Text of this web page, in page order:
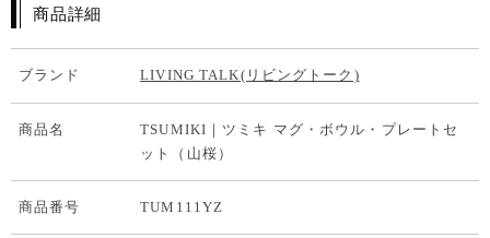
商品詳細
ブランド LIVING TALK(リビングトーク)
商品名
TSUMIKI｜ツミキ マグ・ボウル・プレートセ
ット（山桜）
商品番号 TUM111YZ